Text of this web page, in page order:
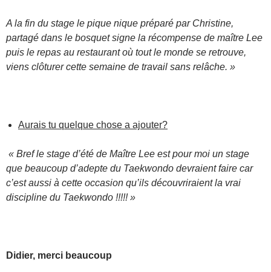
A la fin du stage le pique nique préparé par Christine,
partagé dans le bosquet signe la récompense de maître Lee
puis le repas au restaurant où tout le monde se retrouve,
viens clôturer cette semaine de travail sans relâche. »
Aurais tu quelque chose a ajouter?
« Bref le stage d’été de Maître Lee est pour moi un stage
que beaucoup d’adepte du Taekwondo devraient faire car
c’est aussi à cette occasion qu’ils découvriraient la vrai
discipline du Taekwondo !!!!! »
Didier, merci beaucoup